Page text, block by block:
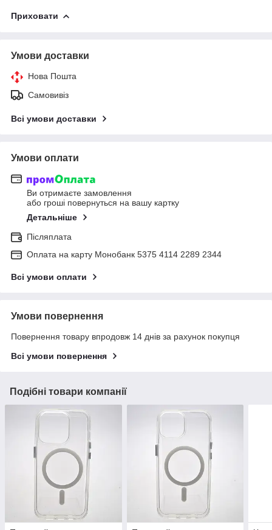
Приховати
Умови доставки
Нова Пошта
Самовивіз
Всі умови доставки
Умови оплати
Ви отримаєте замовлення
або гроші повернуться на вашу картку
Детальніше
Післяплата
Оплата на карту Монобанк 5375 4114 2289 2344
Всі умови оплати
Умови повернення
Повернення товару впродовж 14 днів за рахунок покупця
Всі умови повернення
Подібні товари компанії